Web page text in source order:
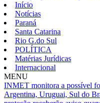
Início
Notícias
Paraná
Santa Catarina
Rio G.do Sul
POLÍTICA
Matérias Jurídicas
Internacional
MENU
INMET monitora a possível
Argentina, Uruguai, Sul do